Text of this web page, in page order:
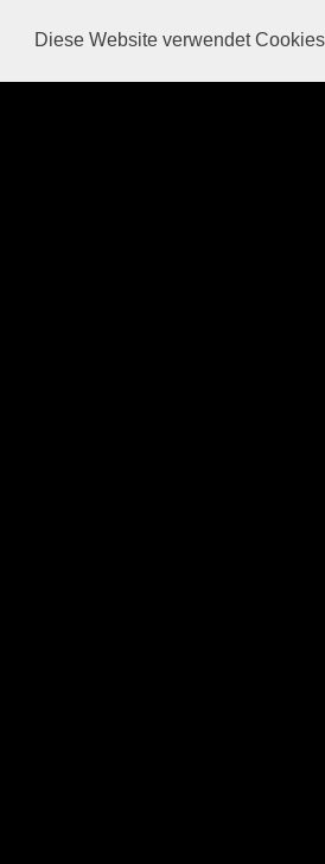
Diese Website verwendet